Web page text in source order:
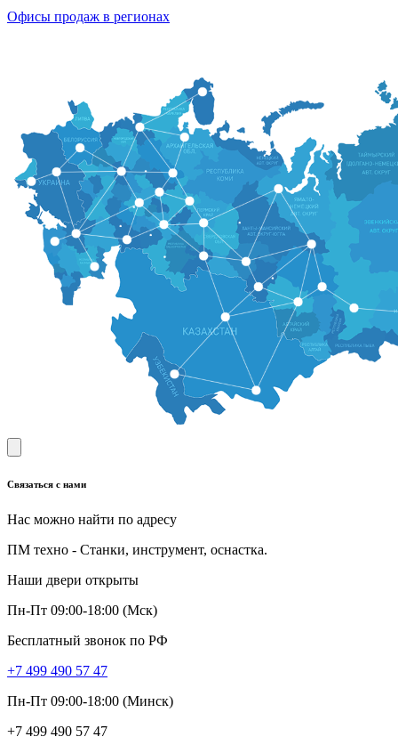
Офисы продаж в регионах
Связаться с нами
Нас можно найти по адресу
ПМ техно - Станки, инструмент, оснастка.
Наши двери открыты
Пн-Пт 09:00-18:00 (Мск)
Бесплатный звонок по РФ
+7 499 490 57 47
Пн-Пт 09:00-18:00 (Минск)
+7 499 490 57 47